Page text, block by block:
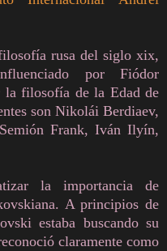
rusa del siglo xix,
por Fiódor
la filosofía de la Edad de
son Nikolái Berdiaev,
Frank, Iván Ilyín,
la importancia de
A principios de
estaba buscando su
claramente como